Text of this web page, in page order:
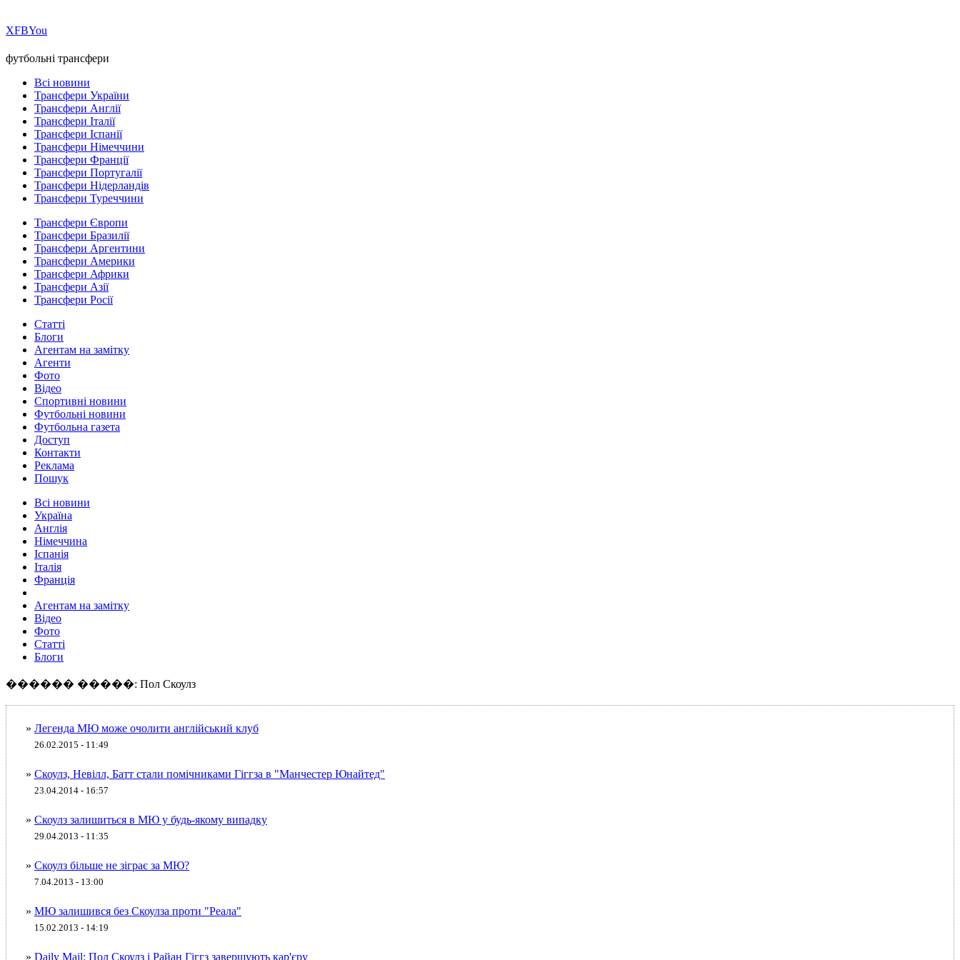
ХFBYou
футбольні трансфери
Всі новини
Трансфери України
Трансфери Англії
Трансфери Італії
Трансфери Іспанії
Трансфери Німеччини
Трансфери Франції
Трансфери Португалії
Трансфери Нідерландів
Трансфери Туреччини
Трансфери Європи
Трансфери Бразилії
Трансфери Аргентини
Трансфери Америки
Трансфери Африки
Трансфери Азії
Трансфери Росії
Статті
Блоги
Агентам на замітку
Агенти
Фото
Відео
Спортивні новини
Футбольні новини
Футбольна газета
Доступ
Контакти
Реклама
Пошук
Всі новини
Україна
Англія
Німеччина
Іспанія
Італія
Франція
Агентам на замітку
Відео
Фото
Статті
Блоги
������ �����: Пол Скоулз
» Легенда МЮ може очолити англійський клуб
26.02.2015 - 11:49
» Скоулз, Невілл, Батт стали помічниками Гіггза в "Манчестер Юнайтед"
23.04.2014 - 16:57
» Скоулз залишиться в МЮ у будь-якому випадку
29.04.2013 - 11:35
» Скоулз більше не зіграє за МЮ?
7.04.2013 - 13:00
» МЮ залишився без Скоулза проти "Реала"
15.02.2013 - 14:19
» Daily Mail: Пол Скоулз і Райан Гіггз завершують кар'єру